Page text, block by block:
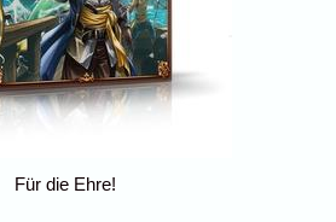
Für die Ehre!